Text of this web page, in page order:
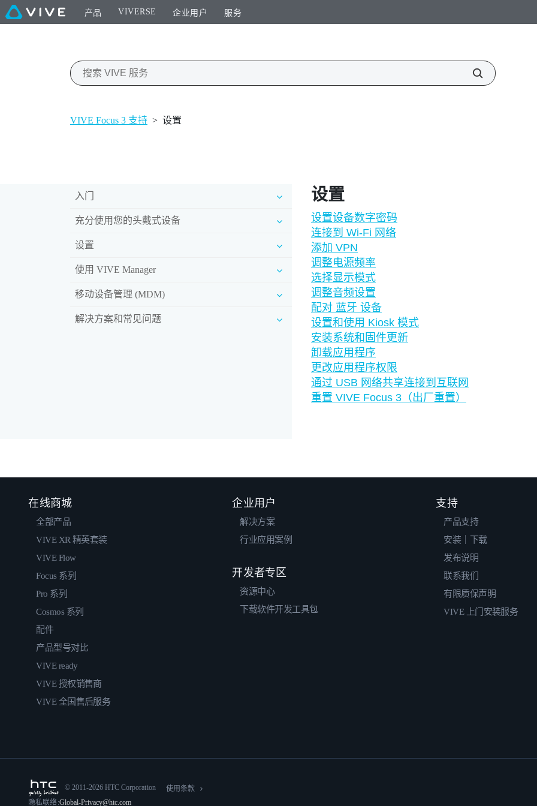
产品 VIVERSE 企业用户 服务
VIVE Focus 3 支持 > 设置
入门
充分使用您的头戴式设备
设置
使用 VIVE Manager
移动设备管理 (MDM)
解决方案和常见问题
设置
设置设备数字密码
连接到 Wi‍-Fi 网络
添加 VPN
调整电源频率
选择显示模式
调整音频设置
配对 蓝牙 设备
设置和使用 Kiosk 模式
安装系统和固件更新
卸载应用程序
更改应用程序权限
通过 USB 网络共享连接到互联网
重置 VIVE Focus 3（出厂重置）
在线商城
全部产品
VIVE XR 精英套装
VIVE Flow
Focus 系列
Pro 系列
Cosmos 系列
配件
产品型号对比
VIVE ready
VIVE 授权销售商
VIVE 全国售后服务
企业用户
解决方案
行业应用案例
开发者专区
资源中心
下载软件开发工具包
支持
产品支持
安装｜下载
发布说明
联系我们
有限质保声明
VIVE 上门安装服务
© 2011-2026 HTC Corporation
使用条款
隐私联络:Global-Privacy@htc.com